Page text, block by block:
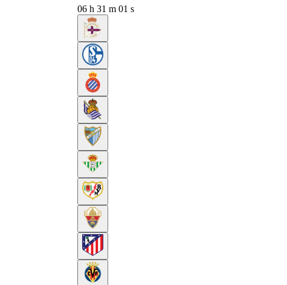
06 h 30 m 59 s